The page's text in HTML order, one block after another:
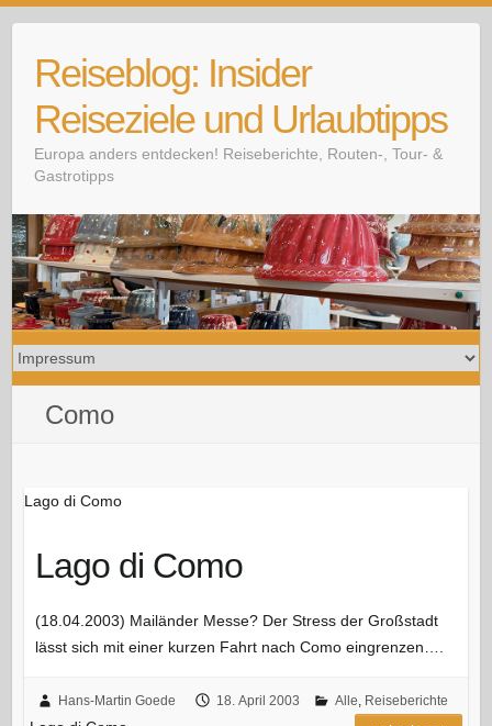
contentReiseblog: Insider
Reiseziele und Urlaubtipps
Europa anders entdecken! Reiseberichte, Routen-, Tour- &
Gastrotipps
Como
Lago di Como
Lago di Como
(18.04.2003) Mailänder Messe? Der Stress der Großstadt
lässt sich mit einer kurzen Fahrt nach Como eingrenzen….
Hans-Martin Goede 18. April 2003 Alle Reiseberichte